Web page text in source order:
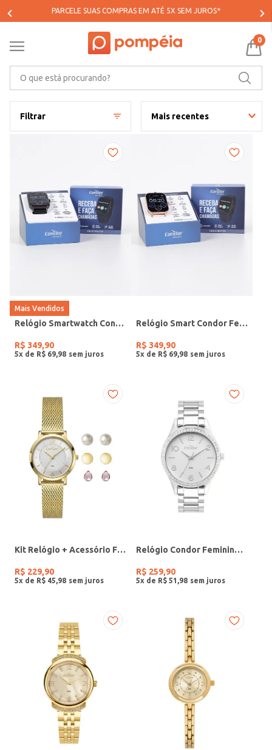
PARCELE SUAS COMPRAS EM ATÉ 5X SEM JUROS*
0
Filtrar Mais recentes
Mais Vendidos
Relógio Smartwatch Condor PRETO
R$ 349,90
5x de R$ 69 98
Relógio Smart Condor Feminino ROSE
R$ 349,90
5x de R$ 69 98
Kit Relógio + Acessório Feminino DOURADO
R$ 229,90
5x de R$ 45 98
Relógio Condor Feminino PRATA
R$ 259,90
5x de R$ 51 98